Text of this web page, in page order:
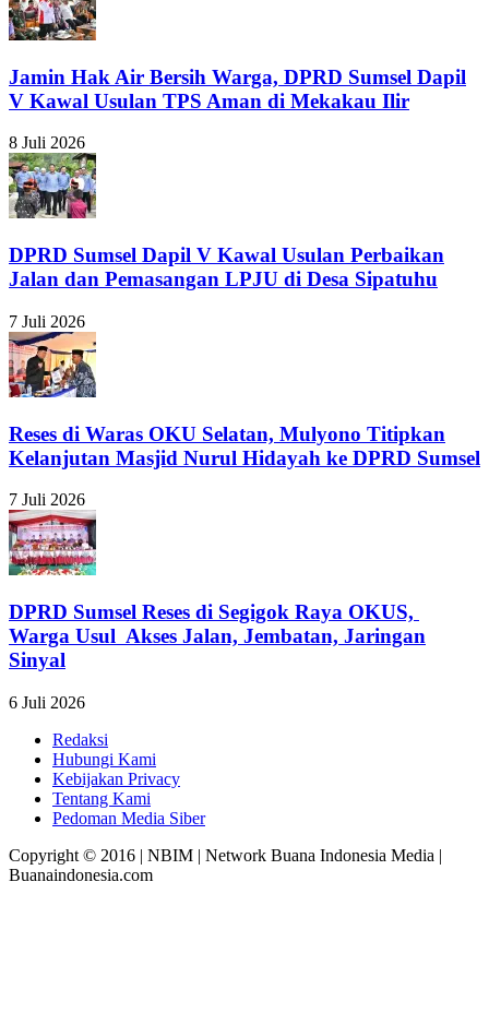
Jamin Hak Air Bersih Warga, DPRD Sumsel Dapil
V Kawal Usulan TPS Aman di Mekakau Ilir
8 Juli 2026
DPRD Sumsel Dapil V Kawal Usulan Perbaikan
Jalan dan Pemasangan LPJU di Desa Sipatuhu
7 Juli 2026
Reses di Waras OKU Selatan, Mulyono Titipkan
Kelanjutan Masjid Nurul Hidayah ke DPRD Sumsel
7 Juli 2026
DPRD Sumsel Reses di Segigok Raya OKUS,
Warga Usul Akses Jalan, Jembatan, Jaringan
Sinyal
6 Juli 2026
Redaksi
Hubungi Kami
Kebijakan Privacy
Tentang Kami
Pedoman Media Siber
Copyright © 2016 | NBIM | Network Buana Indonesia Media |
Buanaindonesia.com